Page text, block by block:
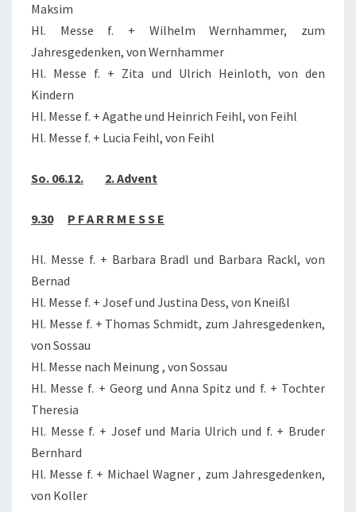
Maksim
Hl. Messe f. + Wilhelm Wernhammer, zum
Jahresgedenken, von Wernhammer
Hl. Messe f. + Zita und Ulrich Heinloth, von den
Kindern
Hl. Messe f. + Agathe und Heinrich Feihl, von Feihl
Hl. Messe f. + Lucia Feihl, von Feihl
So. 06.12. 2. Advent
9.30 P F A R R M E S S E
Hl. Messe f. + Barbara Bradl und Barbara Rackl, von
Bernad
Hl. Messe f. + Josef und Justina Dess, von Kneißl
Hl. Messe f. + Thomas Schmidt, zum Jahresgedenken,
von Sossau
Hl. Messe nach Meinung , von Sossau
Hl. Messe f. + Georg und Anna Spitz und f. + Tochter
Theresia
Hl. Messe f. + Josef und Maria Ulrich und f. + Bruder
Bernhard
Hl. Messe f. + Michael Wagner , zum Jahresgedenken,
von Koller